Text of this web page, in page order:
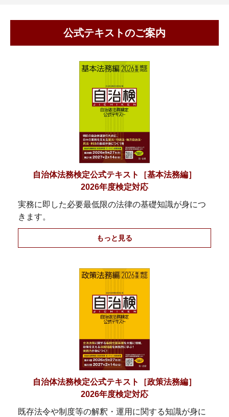
公式テキストのご案内
自治体法務検定公式テキスト［基本法務編］
2026年度検定対応
実務に即した必要最低限の法律の基礎知識が身につ
きます。
もっと見る
自治体法務検定公式テキスト［政策法務編］
2026年度検定対応
既存法令や制度等の解釈・運用に関する知識が身に